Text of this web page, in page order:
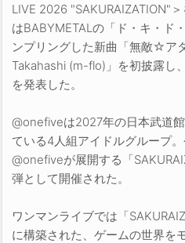
LIVE 2026 "SAKURAIZATION"
はBABYMETALの「ド・キ・ド
ンプリングした新曲「無敵☆ア
Takahashi (m-flo)」を初披露し
を発表した。
@onefiveは2027年の日本武道
ている4人組アイドルグループ。
@onefiveが展開する「
弾として開催された。
ワンマンライブでは「
に構築された、ゲームの世界を